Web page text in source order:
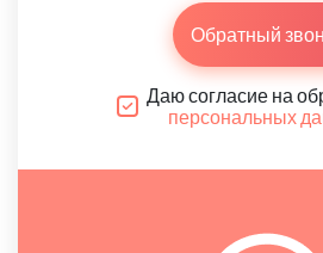
Обратный
Даю согласие на
персональных